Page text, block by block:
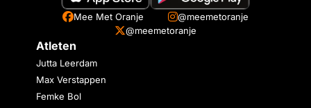
Mee Met Oranje
@meemetoranje
@meemetoranje
Atleten
Jutta Leerdam
Max Verstappen
Femke Bol